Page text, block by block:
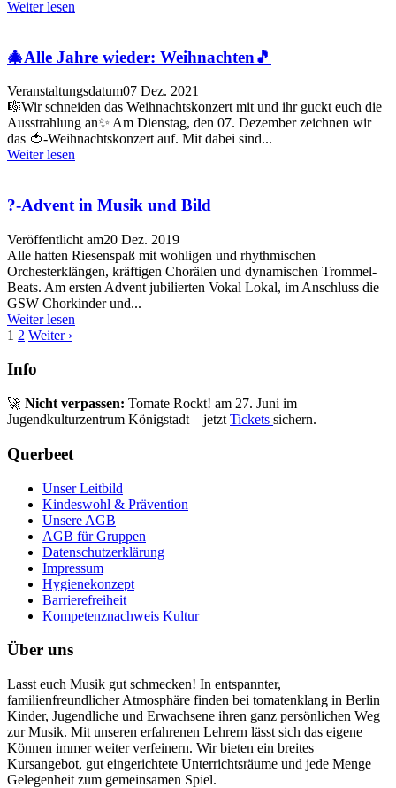
Weiter lesen
🎄Alle Jahre wieder: Weihnachten🎵
Veranstaltungsdatum07 Dez. 2021
🎼Wir schneiden das Weihnachtskonzert mit und ihr guckt euch die
Ausstrahlung an✨ Am Dienstag, den 07. Dezember zeichnen wir
das 🍅-Weihnachtskonzert auf. Mit dabei sind...
Weiter lesen
?-Advent in Musik und Bild
Veröffentlicht am20 Dez. 2019
Alle hatten Riesenspaß mit wohligen und rhythmischen
Orchesterklängen, kräftigen Chorälen und dynamischen Trommel-
Beats. Am ersten Advent jubilierten Vokal Lokal, im Anschluss die
GSW Chorkinder und...
Weiter lesen
1 2 Weiter ›
Info
🚀 Nicht verpassen: Tomate Rockt! am 27. Juni im
Jugendkulturzentrum Königstadt – jetzt Tickets sichern.
Querbeet
Unser Leitbild
Kindeswohl & Prävention
Unsere AGB
AGB für Gruppen
Datenschutzerklärung
Impressum
Hygienekonzept
Barrierefreiheit
Kompetenznachweis Kultur
Über uns
Lasst euch Musik gut schmecken! In entspannter,
familienfreundlicher Atmosphäre finden bei tomatenklang in Berlin
Kinder, Jugendliche und Erwachsene ihren ganz persönlichen Weg
zur Musik. Mit unseren erfahrenen Lehrern lässt sich das eigene
Können immer weiter verfeinern. Wir bieten ein breites
Kursangebot, gut eingerichtete Unterrichtsräume und jede Menge
Gelegenheit zum gemeinsamen Spiel.